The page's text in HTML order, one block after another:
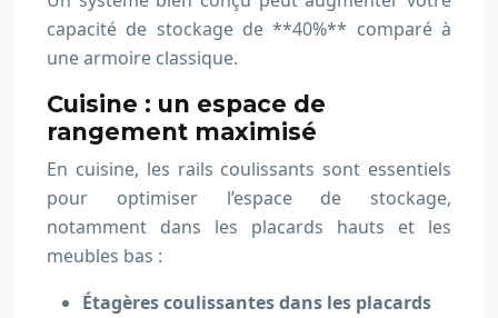
capacité de stockage de **40%** comparé à
une armoire classique.
Cuisine : un espace de
rangement maximisé
En cuisine, les rails coulissants sont essentiels
pour optimiser l’espace de stockage,
notamment dans les placards hauts et les
meubles bas :
Étagères coulissantes dans les placards